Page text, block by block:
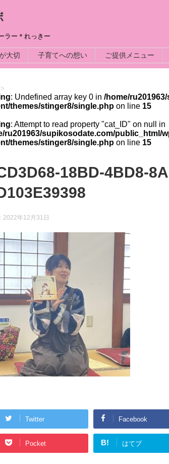
ラー＊れっきー
大切 子育てへの想い ご提供メニュー
>
: Undefined array key 0 in /home/
themes/stinger8/single.php on line 15
: Attempt to read property "cat_ID" on null in
ru201963/supikosodate.com/public_html/
themes/stinger8/single.php on line 15
18BD-4BD8-
2022年12月31日
Twitter Facebook
Pocket B! はてブ